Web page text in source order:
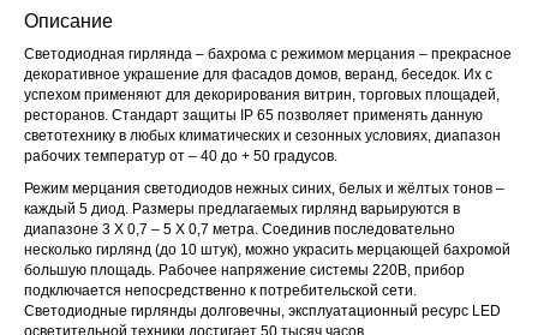
Описание
Светодиодная гирлянда – бахрома с режимом мерцания – прекрасное
декоративное украшение для фасадов домов, веранд, беседок. Их с
успехом применяют для декорирования витрин, торговых площадей,
ресторанов. Стандарт защиты IP 65 позволяет применять данную
светотехнику в любых климатических и сезонных условиях, диапазон
рабочих температур от – 40 до + 50 градусов.
Режим мерцания светодиодов нежных синих, белых и жёлтых тонов –
каждый 5 диод. Размеры предлагаемых гирлянд варьируются в
диапазоне 3 Х 0,7 – 5 Х 0,7 метра. Соединив последовательно
несколько гирлянд (до 10 штук), можно украсить мерцающей бахромой
большую площадь. Рабочее напряжение системы 220В, прибор
подключается непосредственно к потребительской сети.
Светодиодные гирлянды долговечны, эксплуатационный ресурс LED
осветительной техники достигает 50 тысяч часов.